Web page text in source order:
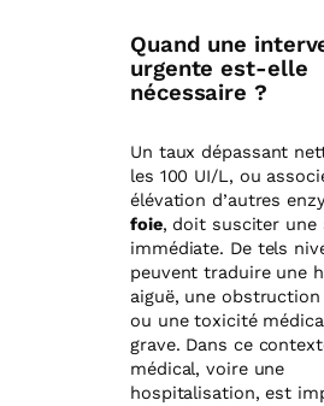
Quand une
urgente est-elle
nécessaire ?
Un taux dépassant
les 100 UI/L, ou
élévation d’autres
foie, doit susciter une
immédiate. De tels
peuvent traduire une
aiguë, une
ou une toxicité
grave. Dans ce
médical, voire une
hospitalisation, est